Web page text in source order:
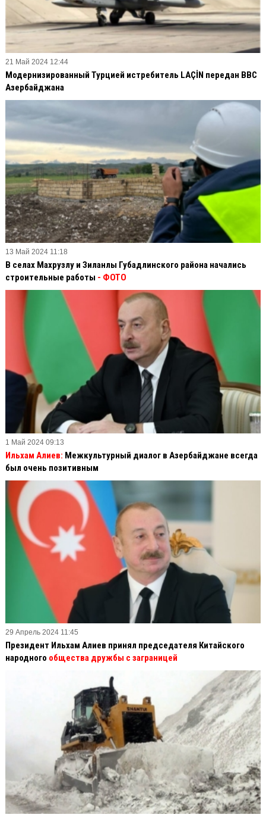
21 Май 2024 12:44
Модернизированный Турцией истребитель LAÇİN передан ВВС
Азербайджана
13 Май 2024 11:18
В селах Махрузлу и Зиланлы Губадлинского района начались
строительные работы - ФОТО
1 Май 2024 09:13
Ильхам Алиев: Межкультурный диалог в Азербайджане всегда
был очень позитивным
29 Апрель 2024 11:45
Президент Ильхам Алиев принял председателя Китайского
народного общества дружбы с заграницей